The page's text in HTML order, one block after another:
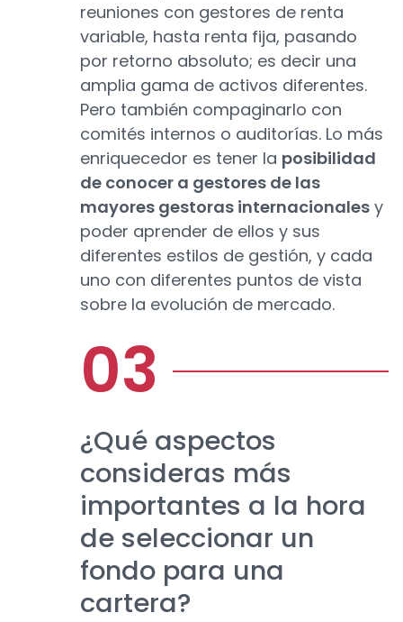
reuniones con gestores de renta
variable, hasta renta fija, pasando
por retorno absoluto; es decir una
amplia gama de activos diferentes.
Pero también compaginarlo con
comités internos o auditorías. Lo más
enriquecedor es tener la posibilidad
de conocer a gestores de las
mayores gestoras internacionales y
poder aprender de ellos y sus
diferentes estilos de gestión, y cada
uno con diferentes puntos de vista
sobre la evolución de mercado.
¿Qué aspectos
consideras más
importantes a la hora
de seleccionar un
fondo para una
cartera?